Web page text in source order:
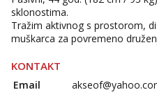
sklonostima.
Tražim aktivnog s prostorom,
muškarca za povremeno
KONTAKT
Email